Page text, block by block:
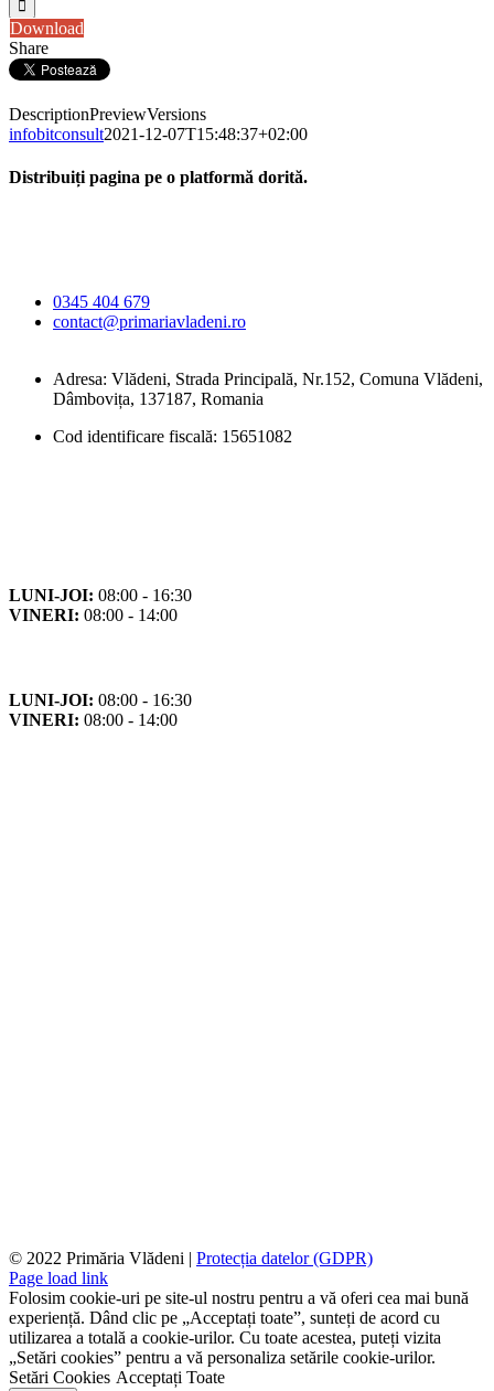
Download
Share
DescriptionPreviewVersions
infobitconsult2021-12-07T15:48:37+02:00
Distribuiți pagina pe o platformă dorită.
0345 404 679
contact@primariavladeni.ro
Adresa: Vlădeni, Strada Principală, Nr.152, Comuna Vlădeni,
Dâmbovița, 137187, Romania
Cod identificare fiscală: 15651082
LUNI-JOI: 08:00 - 16:30
VINERI: 08:00 - 14:00
LUNI-JOI: 08:00 - 16:30
VINERI: 08:00 - 14:00
© 2022 Primăria Vlădeni | Protecția datelor (GDPR)
Page load link
Folosim cookie-uri pe site-ul nostru pentru a vă oferi cea mai bună
experiență. Dând clic pe „Acceptați toate”, sunteți de acord cu
utilizarea a totală a cookie-urilor. Cu toate acestea, puteți vizita
„Setări cookies” pentru a vă personaliza setările cookie-urilor.
Setări Cookies Acceptați Toate